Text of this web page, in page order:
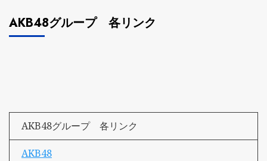
AKB48グループ 各リンク
AKB48グループ 各リンク
AKB48